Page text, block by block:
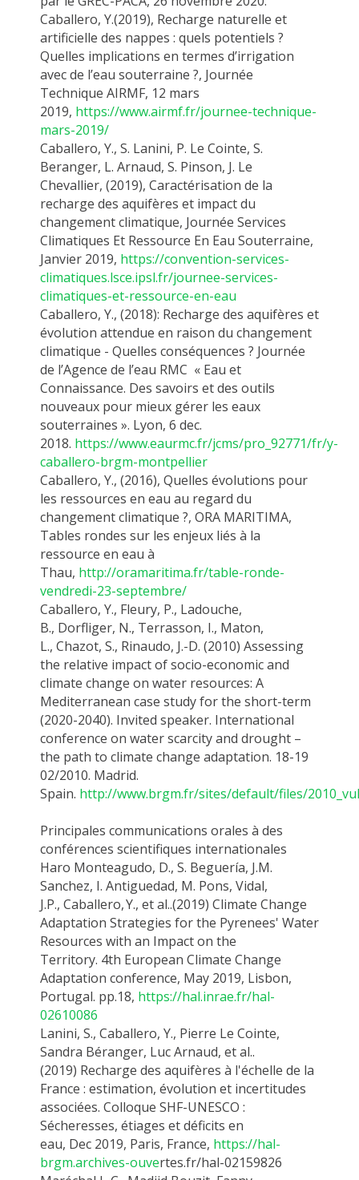
Caballero, Y.(2019), Recharge naturelle et
artificielle des nappes : quels potentiels ?
Quelles implications en termes d’irrigation
avec de l’eau souterraine ?, Journée
Technique AIRMF, 12 mars
2019, https://www.airmf.fr/journee-technique-
mars-2019/
Caballero, Y., S. Lanini, P. Le Cointe, S.
Beranger, L. Arnaud, S. Pinson, J. Le
Chevallier, (2019), Caractérisation de la
recharge des aquifères et impact du
changement climatique, Journée Services
Climatiques Et Ressource En Eau Souterraine,
Janvier 2019, https://convention-services-
climatiques.lsce.ipsl.fr/journee-services-
climatiques-et-ressource-en-eau
Caballero, Y., (2018): Recharge des aquifères et
évolution attendue en raison du changement
climatique - Quelles conséquences ? Journée
de l’Agence de l’eau RMC « Eau et
Connaissance. Des savoirs et des outils
nouveaux pour mieux gérer les eaux
souterraines ». Lyon, 6 dec.
2018. https://www.eaurmc.fr/jcms/pro_92771/fr/y-
caballero-brgm-montpellier
Caballero, Y., (2016), Quelles évolutions pour
les ressources en eau au regard du
changement climatique ?, ORA MARITIMA,
Tables rondes sur les enjeux liés à la
ressource en eau à
Thau, http://oramaritima.fr/table-ronde-
vendredi-23-septembre/
Caballero, Y., Fleury, P., Ladouche,
B., Dorfliger, N., Terrasson, I., Maton,
L., Chazot, S., Rinaudo, J.-D. (2010) Assessing
the relative impactof socio-economic and
climate change on water resources: A
Mediterranean case study for the short-term
(2020-2040). Invited speaker. International
conference on water scarcity and drought –
the path to climate change adaptation. 18-19
02/2010. Madrid.
Spain. http://www.brgm.fr/sites/default/files/
Principales communications orales à des
conférences scientifiques internationales
Haro Monteagudo, D., S. Beguería, J.M.
Sanchez, I. Antiguedad, M. Pons, Vidal,
J.P., Caballero,Y., et al..(2019) Climate Change
Adaptation Strategies for the Pyrenees' Water
Resources with an Impact on the
Territory. 4th European Climate Change
Adaptation conference, May 2019, Lisbon,
Portugal. pp.18, https://hal.inrae.fr/hal-
02610086
Lanini, S., Caballero, Y., Pierre Le Cointe,
Sandra Béranger, Luc Arnaud, etal..
(2019) Recharge des aquifères à l'échelle de la
France : estimation, évolution et incertitudes
associées. Colloque SHF-UNESCO :
Sécheresses, étiages et déficits en
eau, Dec 2019, Paris, France, https://hal-
brgm.archives-ouvertes.fr/hal-02159826